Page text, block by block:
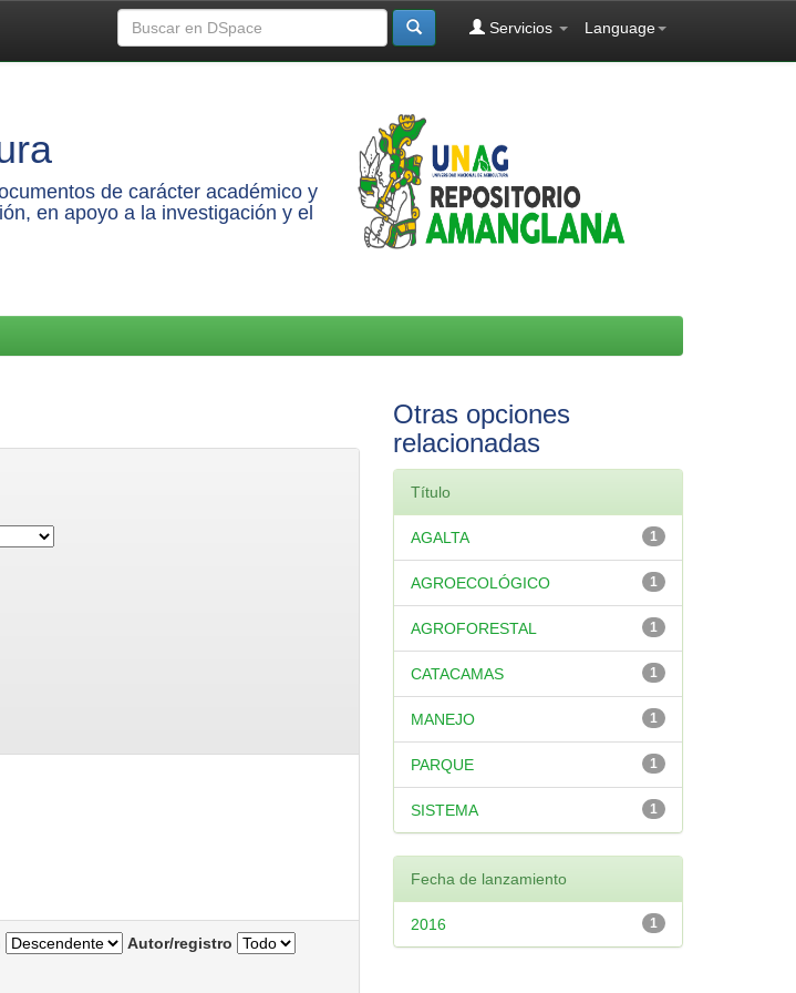
Language
Servicios
de carácter académico y
en apoyo a la investigación y el
Autor/registro
Otras opciones
relacionadas
Título
1
AGALTA
1
AGROECOLÓGICO
1
AGROFORESTAL
1
CATACAMAS
1
MANEJO
1
PARQUE
1
SISTEMA
Fecha de lanzamiento
1
2016